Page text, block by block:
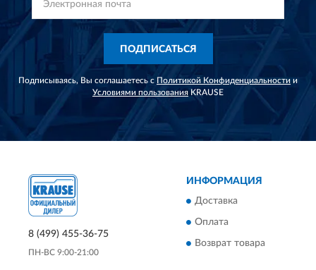
ПОДПИСАТЬСЯ
Подписываясь, Вы соглашаетесь с Политикой Конфиденциальности и
Условиями пользованияKRAUSE
8 (499) 455-36-75
ПН-ВС 9:00-21:00
ИНФОРМАЦИЯ
Доставка
Оплата
Возврат товара